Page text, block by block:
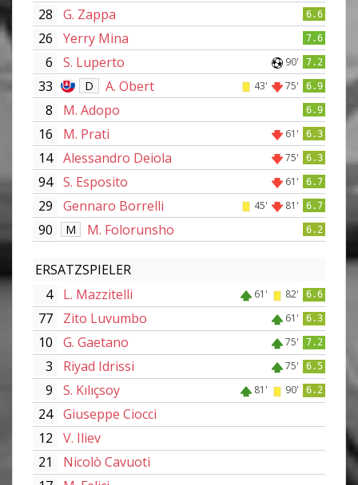
28 G. Zappa 6.6
26 Yerry Mina 7.6
6 S. Luperto 90' 7.2
33 D A. Obert 43' 75' 6.9
8 M. Adopo 6.9
16 M. Prati 61' 6.3
14 Alessandro Deiola 75' 6.3
94 S. Esposito 61' 6.7
29 Gennaro Borrelli 45' 81' 6.7
90 M M. Folorunsho 6.2
ERSATZSPIELER
4
L. Mazzitelli 61' 82' 6.6
77 Zito Luvumbo 61' 6.3
10 G. Gaetano 75' 7.2
3 Riyad Idrissi 75' 6.5
9 S. Kılıçsoy 81' 90' 6.2
24 Giuseppe Ciocci
12
V. Iliev
21
Nicolò Cavuoti